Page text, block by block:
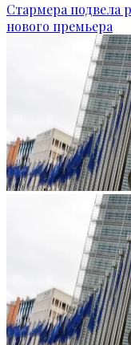
Стармера подвела
нового премьера